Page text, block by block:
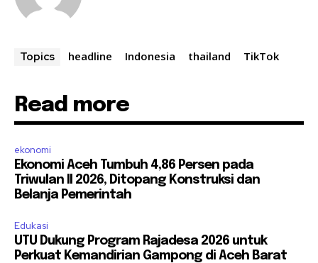
Topics headline Indonesia thailand TikTok
Read more
ekonomi
Ekonomi Aceh Tumbuh 4,86 Persen pada
Triwulan II 2026, Ditopang Konstruksi dan
Belanja Pemerintah
Edukasi
UTU Dukung Program Rajadesa 2026 untuk
Perkuat Kemandirian Gampong di Aceh Barat